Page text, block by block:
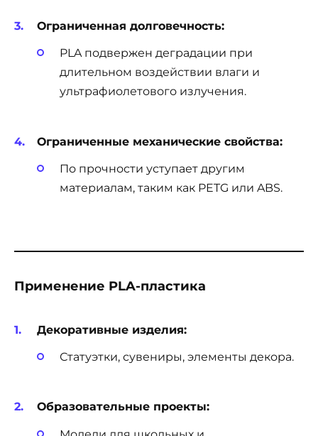
Ограниченная долговечность:
PLA подвержен деградации при
длительном воздействии влаги и
ультрафиолетового излучения.
Ограниченные механические свойства:
По прочности уступает другим
материалам, таким как PETG или ABS.
Применение PLA-пластика
Декоративные изделия:
Статуэтки, сувениры, элементы декора.
Образовательные проекты: